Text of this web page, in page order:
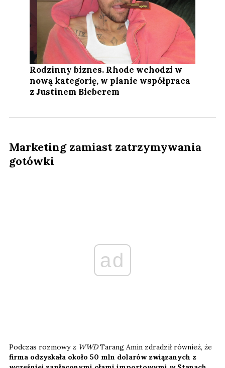
Rodzinny biznes. Rhode wchodzi w
nową kategorię, w planie współpraca
z Justinem Bieberem
Marketing zamiast zatrzymywania
gotówki
ad
Podczas rozmowy z WWDTarang Amin zdradził również, że
firma odzyskała około 50 mln dolarów związanych z